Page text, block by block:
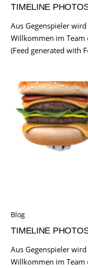
TIMELINE
Aus Gegenspieler
Willkommen im Team
(Feed generated with
Blog
TIMELINE
Aus Gegenspieler
Willkommen im Team